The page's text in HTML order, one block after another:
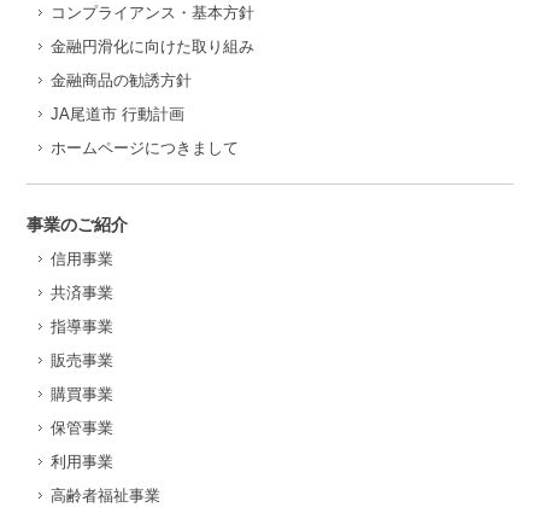
コンプライアンス・基本方針
金融円滑化に向けた取り組み
金融商品の勧誘方針
JA尾道市 行動計画
ホームページにつきまして
事業のご紹介
信用事業
共済事業
指導事業
販売事業
購買事業
保管事業
利用事業
高齢者福祉事業